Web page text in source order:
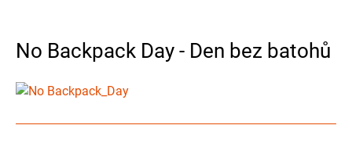
No Backpack Day - Den bez batohů